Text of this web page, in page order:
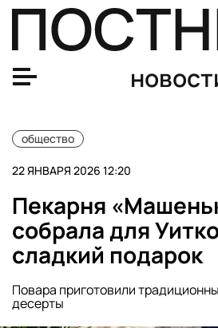
общество
22 ЯНВАРЯ 2026 12:20
Пекарня
собрала для
сладкий подарок
Повара приготовили
десерты
Пекарня «Машенька» собрала